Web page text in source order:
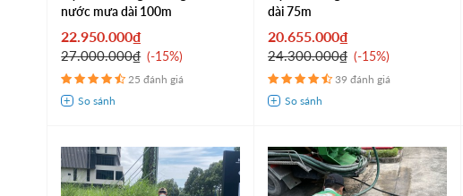
nước mưa dài 100m
22.950.000₫
27.000.000₫ -15%
25 đánh giá
dài 75m
20.655.000₫
24.300.000₫ -15%
39 đánh giá